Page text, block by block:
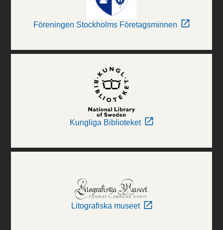
Föreningen Stockholms Företagsminnen
Kungliga Biblioteket
Litografiska museet